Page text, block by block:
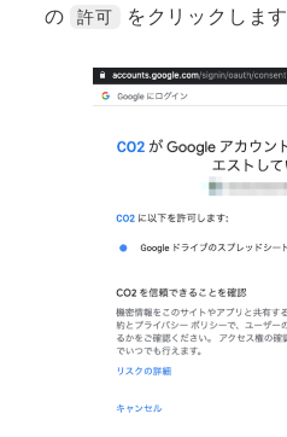
の
許可 をクリックします